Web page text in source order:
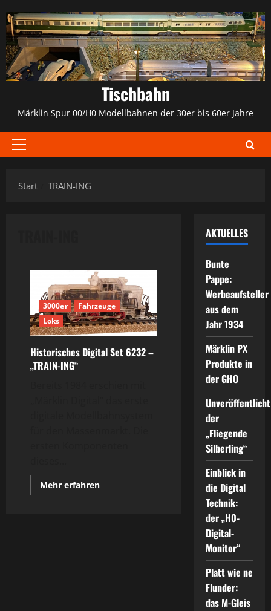
Inhalt
springen
Tischbahn
Märklin Spur 00/H0 Modellbahnen der 30er bis 60er Jahre
Primäres
Start
TRAIN-ING
3000er
Fahrzeuge
Loks
Historisches Digital Set 6232 –
„TRAIN-ING“
Mehr erfahrenMehr
Informationen
AKTUELLES
Bunte
Pappe:
Werbeaufsteller
aus dem
Jahr 1934
Märklin PX
Produkte in
der GHO
der
„Fliegende
Silberling“
Einblick in
die Digital
Technik:
der „H0-
Digital-
Monitor“
Platt wie ne
Flunder:
das M-Gleis